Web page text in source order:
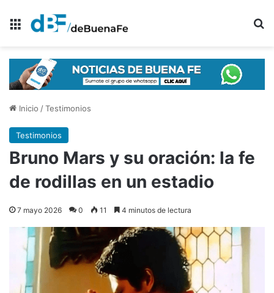
Menú
Inicio /Testimonios
Testimonios
Bruno Mars y su oración: la fe
de rodillas en un estadio
7 mayo 2026 0 11 4 minutos de lectura